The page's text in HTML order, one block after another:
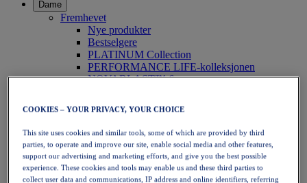
Dame
Fremhevet
Nye produkter
Bestselgere
PLATINUM Collection
PERFORMANCE LIFE-kolleksjonen
NOVABLAST™ 6
Løping
Terrengløping
Tennis
Volleyball
Håndball
Padel
Netball
COOKIES – YOUR PRIVACY, YOUR CHOICE
This site uses cookies and similar tools, some of which are provided by third
parties, to operate and improve our site, enable social media and other features,
support our advertising and marketing efforts, and give you the best possible
experience. These cookies and tools may enable us and these third parties to
collect user data and communications, IP address and online identifiers, referring